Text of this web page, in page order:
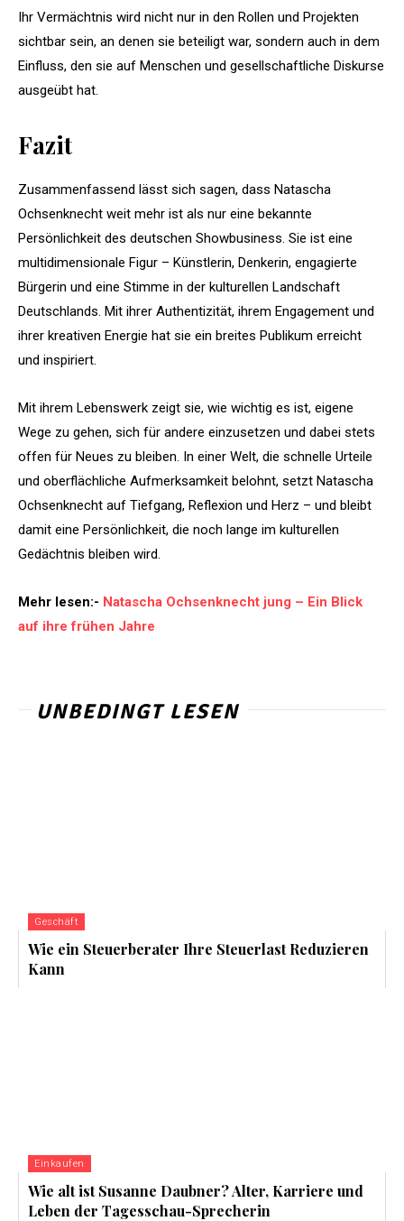
Ihr Vermächtnis wird nicht nur in den Rollen und Projekten
sichtbar sein, an denen sie beteiligt war, sondern auch in dem
Einfluss, den sie auf Menschen und gesellschaftliche Diskurse
ausgeübt hat.
Fazit
Zusammenfassend lässt sich sagen, dass Natascha
Ochsenknecht weit mehr ist als nur eine bekannte
Persönlichkeit des deutschen Showbusiness. Sie ist eine
multidimensionale Figur – Künstlerin, Denkerin, engagierte
Bürgerin und eine Stimme in der kulturellen Landschaft
Deutschlands. Mit ihrer Authentizität, ihrem Engagement und
ihrer kreativen Energie hat sie ein breites Publikum erreicht
und inspiriert.
Mit ihrem Lebenswerk zeigt sie, wie wichtig es ist, eigene
Wege zu gehen, sich für andere einzusetzen und dabei stets
offen für Neues zu bleiben. In einer Welt, die schnelle Urteile
und oberflächliche Aufmerksamkeit belohnt, setzt Natascha
Ochsenknecht auf Tiefgang, Reflexion und Herz – und bleibt
damit eine Persönlichkeit, die noch lange im kulturellen
Gedächtnis bleiben wird.
Mehr lesen:- Natascha Ochsenknecht jung – Ein Blick
auf ihre frühen Jahre
UNBEDINGT LESEN
Geschäft
Wie ein Steuerberater Ihre Steuerlast Reduzieren
Kann
Einkaufen
Wie alt ist Susanne Daubner? Alter, Karriere und
Leben der Tagesschau-Sprecherin